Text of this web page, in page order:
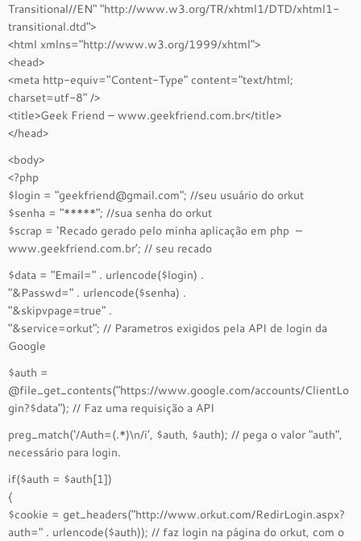
Transitional//EN" "http://www.w3.org/TR/xhtml1/DTD/xhtml1-
transitional.dtd">
<html xmlns="http://www.w3.org/1999/xhtml">
<head>
<meta http-equiv="Content-Type" content="text/html;
charset=utf-8" />
<title>Geek Friend – www.geekfriend.com.br</title>
</head>
<body>
<?php
$login = "geekfriend@gmail.com"; //seu usuário do orkut
$senha = "*****"; //sua senha do orkut
$scrap = ‘Recado gerado pelo minha aplicação em php –
www.geekfriend.com.br’; // seu recado
$data = "Email=" . urlencode($login) .
"&Passwd=" . urlencode($senha) .
"&skipvpage=true" .
"&service=orkut"; // Parametros exigidos pela API de login da
Google
$auth =
@file_get_contents("https://www.google.com/accounts/ClientLo
gin?$data"); // Faz uma requisição a API
preg_match(‘/Auth=(.*)\n/i’, $auth, $auth); // pega o valor "auth",
necessário para login.
if($auth = $auth[1])
{
$cookie = get_headers("http://www.orkut.com/RedirLogin.aspx?
auth=" . urlencode($auth)); // faz login na página do orkut, com o